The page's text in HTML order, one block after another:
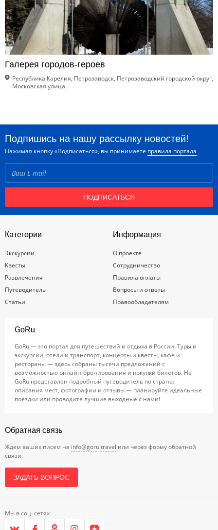
Галерея городов-героев
Республика Карелия, Петрозаводск, Петрозаводский городской округ,
Московская улица
Подпишись на нашу рассылку новостей!
Нажимая кнопку «Подписаться», вы принимаете правила портала
ПОДПИСАТЬСЯ
Категории
Экскурсии
Квесты
Развлечения
Путеводитель
Статьи
Информация
О проекте
Сотрудничество
Правила оплаты
Вопросы и ответы
Правообладателям
GoRu
GoRu — это портал для путешествий и отдыха в России. Туры и
экскурсии, отели и транспорт, концерты и квесты, кафе и
рестораны — здесь собраны тысячи предложений с
возможностью онлайн-бронирования и покупки билетов. На
GoRu представлен подробный путеводитель по стране:
описания мест, фотографии и отзывы — планируйте идеальные
поездки или проводите лучшие выходные с нами!
Обратная связь
Ждем ваших писем на info@goru.travel или через форму обратной
связи.
ЗАДАТЬ ВОПРОС
Мы в соц. сетях